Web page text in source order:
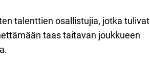
talenttien osallistujia, jotka tulivat
taas taitavan joukkueen